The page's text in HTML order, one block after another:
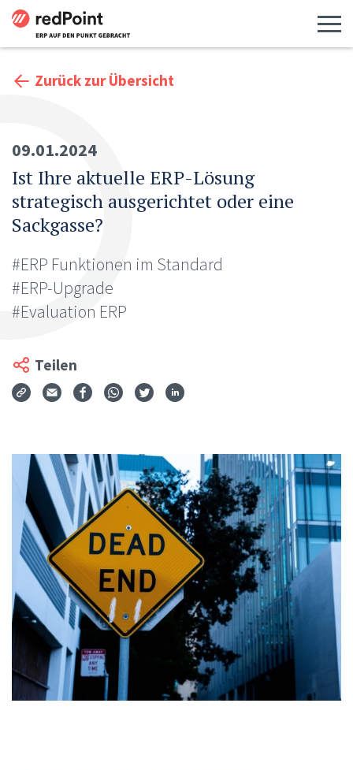
Zurück zur Übersicht
09.01.2024
Ist Ihre aktuelle ERP-Lösung
strategisch ausgerichtet oder eine
Sackgasse?
#ERP Funktionen im Standard
#ERP-Upgrade
#Evaluation ERP
Teilen
Via Mail teilen
Auf Facebook teilen
Auf WhatsApp teilen
Auf Twitter teilen
Auf LinkedIn teilen